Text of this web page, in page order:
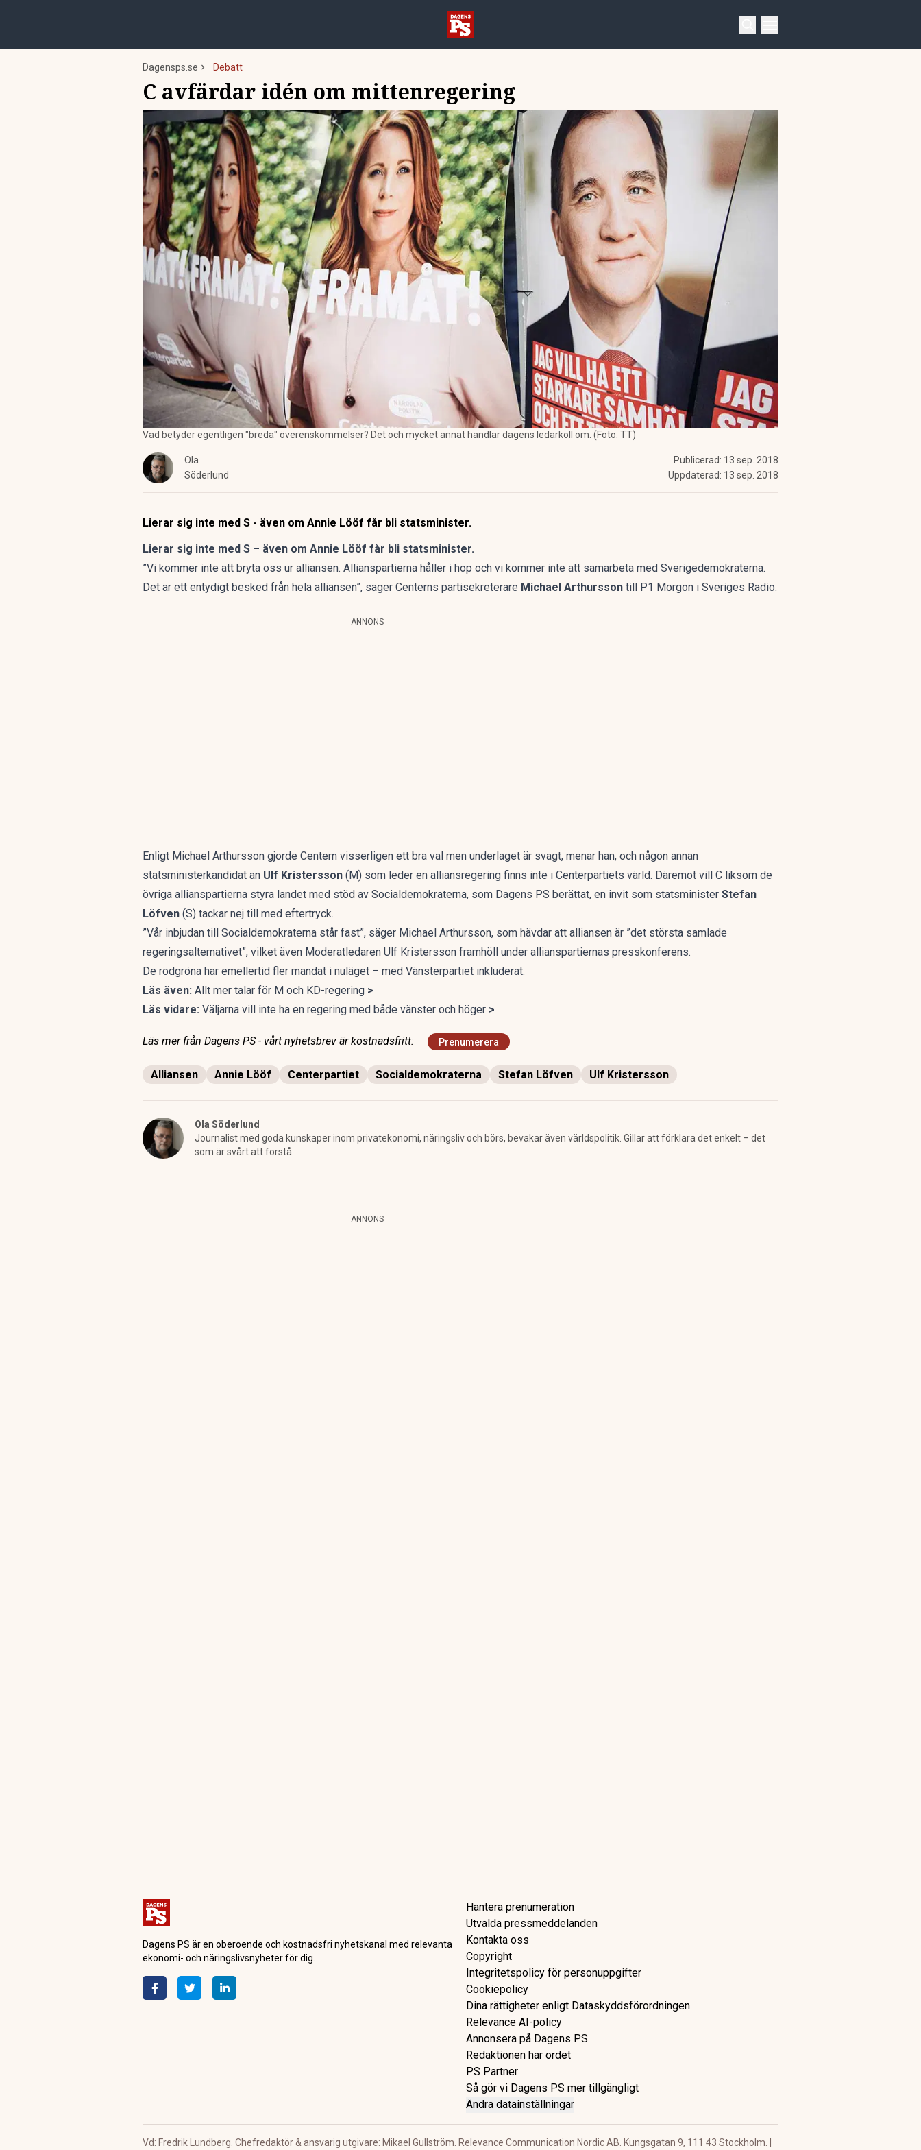
Dagensps.se Debatt
C avfärdar idén om mittenregering
Vad betyder egentligen "breda" överenskommelser? Det och mycket annat handlar dagens ledarkoll om. (Foto: TT)
Ola
Söderlund
Publicerad: 13 sep. 2018
Uppdaterad: 13 sep. 2018
Lierar sig inte med S - även om Annie Lööf får bli statsminister.
Lierar sig inte med S – även om Annie Lööf får bli statsminister.
”Vi kommer inte att bryta oss ur alliansen. Allianspartierna håller i hop och vi kommer inte att samarbeta med Sverigedemokraterna.
Det är ett entydigt besked från hela alliansen”, säger Centerns partisekreterare Michael Arthursson till P1 Morgon i Sveriges Radio.
ANNONS
Enligt Michael Arthursson gjorde Centern visserligen ett bra val men underlaget är svagt, menar han, och någon annan
statsministerkandidat än Ulf Kristersson (M) som leder en alliansregering finns inte i Centerpartiets värld. Däremot vill C liksom de
övriga allianspartierna styra landet med stöd av Socialdemokraterna, som Dagens PS berättat, en invit som statsminister Stefan
Löfven (S) tackar nej till med eftertryck.
”Vår inbjudan till Socialdemokraterna står fast”, säger Michael Arthursson, som hävdar att alliansen är ”det största samlade
regeringsalternativet”, vilket även Moderatledaren Ulf Kristersson framhöll under allianspartiernas presskonferens.
De rödgröna har emellertid fler mandat i nuläget – med Vänsterpartiet inkluderat.
Läs även: Allt mer talar för M och KD-regering >
Läs vidare: Väljarna vill inte ha en regering med både vänster och höger >
Läs mer från Dagens PS - vårt nyhetsbrev är kostnadsfritt: Prenumerera
Alliansen Annie Lööf Centerpartiet Socialdemokraterna Stefan Löfven Ulf Kristersson
Ola Söderlund
Journalist med goda kunskaper inom privatekonomi, näringsliv och börs, bevakar även världspolitik. Gillar att förklara det enkelt – det
som är svårt att förstå.
ANNONS
Dagens PS är en oberoende och kostnadsfri nyhetskanal med relevanta
ekonomi- och näringslivsnyheter för dig.
Hantera prenumeration
Utvalda pressmeddelanden
Kontakta oss
Copyright
Integritetspolicy för personuppgifter
Cookiepolicy
Dina rättigheter enligt Dataskyddsförordningen
Relevance AI-policy
Annonsera på Dagens PS
Redaktionen har ordet
PS Partner
Så gör vi Dagens PS mer tillgängligt
Ändra datainställningar
Vd: Fredrik Lundberg. Chefredaktör & ansvarig utgivare: Mikael Gullström. Relevance Communication Nordic AB. Kungsgatan 9, 111 43 Stockholm. |